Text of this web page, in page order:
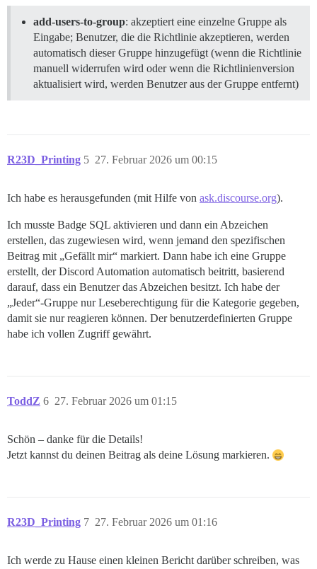
add-users-to-group: akzeptiert eine einzelne Gruppe als
Eingabe; Benutzer, die die Richtlinie akzeptieren, werden
automatisch dieser Gruppe hinzugefügt (wenn die Richtlinie
manuell widerrufen wird oder wenn die Richtlinienversion
aktualisiert wird, werden Benutzer aus der Gruppe entfernt)
R23D_Printing 27. Februar 2026 um 00:15
5
Ich habe es herausgefunden (mit Hilfe von ask.discourse.org).
Ich musste Badge SQL aktivieren und dann ein Abzeichen
erstellen, das zugewiesen wird, wenn jemand den spezifischen
Beitrag mit „Gefällt mir“ markiert. Dann habe ich eine Gruppe
erstellt, der Discord Automation automatisch beitritt, basierend
darauf, dass ein Benutzer das Abzeichen besitzt. Ich habe der
„Jeder“-Gruppe nur Leseberechtigung für die Kategorie gegeben,
damit sie nur reagieren können. Der benutzerdefinierten Gruppe
habe ich vollen Zugriff gewährt.
ToddZ 27. Februar 2026 um 01:15
6
Schön – danke für die Details!
Jetzt kannst du deinen Beitrag als deine Lösung markieren.
R23D_Printing 27. Februar 2026 um 01:16
7
Ich werde zu Hause einen kleinen Bericht darüber schreiben, was